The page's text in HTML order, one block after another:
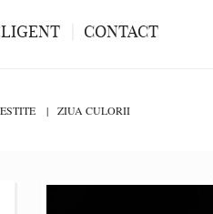
CONTACT
ZIUA CULORII